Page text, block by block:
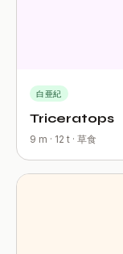
白亜紀
Triceratops
9 m · 12 t · 草食